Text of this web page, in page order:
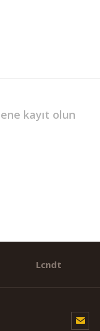
kayıt olun
Lcndt